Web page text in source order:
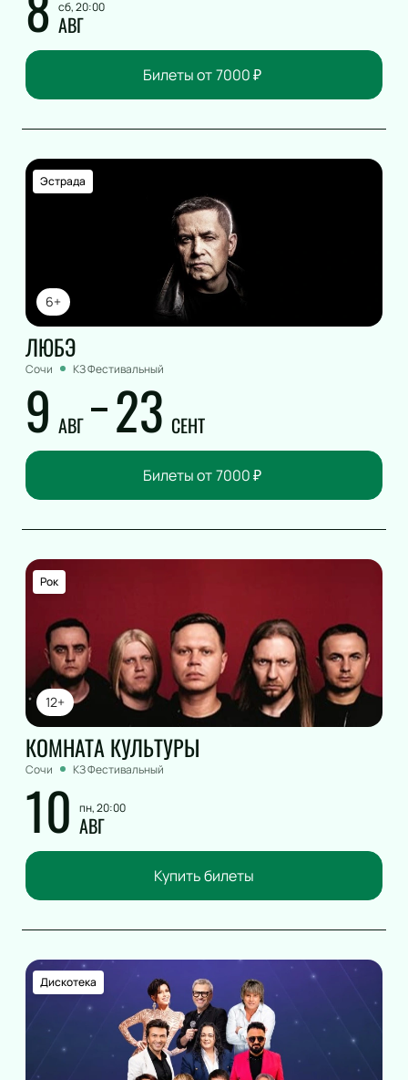
Вокал
Ледовое шоу
Народная песня
Дискотека
сб, 20:00
АВГ
Билеты от7000₽
6+
Эстрада
ЛЮБЭ
Сочи КЗ Фестивальный
9 АВГ 23 СЕНТ
Билеты от7000₽
12+
Рок
КОМНАТА КУЛЬТУРЫ
Сочи КЗ Фестивальный
10 пн, 20:00
АВГ
Купить билеты
Дискотека